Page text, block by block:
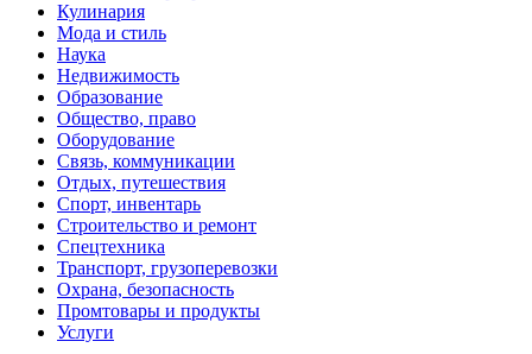
Кулинария
Мода и стиль
Наука
Недвижимость
Образование
Общество, право
Оборудование
Связь, коммуникации
Отдых, путешествия
Спорт, инвентарь
Строительство и ремонт
Спецтехника
Транспорт, грузоперевозки
Охрана, безопасность
Промтовары и продукты
Услуги